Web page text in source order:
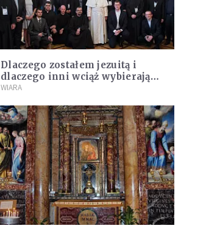
Dlaczego zostałem jezuitą i
dlaczego inni wciąż wybierają
taką drogę powołania
WIARA